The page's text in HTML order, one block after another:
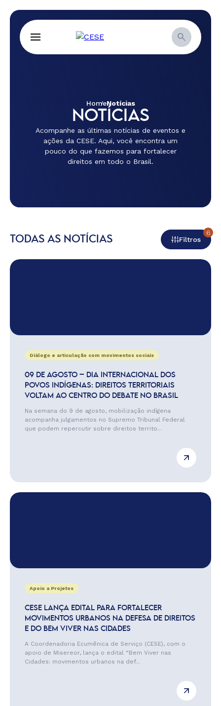
HomeNotícias
NOTÍCIAS
Acompanhe as últimas notícias de eventos e
ações da CESE. Aqui, você encontra um
pouco do que fazemos para fortalecer
direitos em todo o Brasil.
TODAS AS NOTÍCIAS Filtros
6
Diálogo e articulação com movimentos sociais
09 DE AGOSTO – DIA INTERNACIONAL DOS
POVOS INDÍGENAS: DIREITOS TERRITORIAIS
VOLTAM AO CENTRO DO DEBATE NO BRASIL
Na semana do 9 de agosto, mobilização indígena
acompanha julgamentos no Supremo Tribunal Federal
que podem repercutir sobre direitos territo...
Apoio a Projetos
CESE LANÇA EDITAL PARA FORTALECER
MOVIMENTOS URBANOS NA DEFESA DE DIREITOS
E DO BEM VIVER NAS CIDADES
A Coordenadoria Ecumênica de Serviço (CESE), com o
apoio de Misereor, lança o edital “Bem Viver nas
Cidades: movimentos urbanos na def...